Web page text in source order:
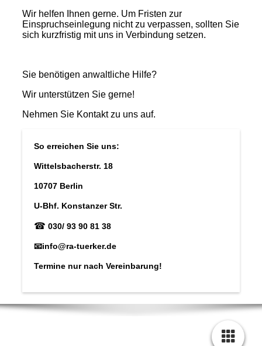
Wir helfen Ihnen gerne. Um Fristen zur
Einspruchseinlegung nicht zu verpassen, sollten Sie
sich kurzfristig mit uns in Verbindung setzen.
Sie benötigen anwaltliche Hilfe?
Wir unterstützen Sie gerne!
Nehmen Sie Kontakt zu uns auf.
So erreichen Sie uns:
Wittelsbacherstr. 18
10707 Berlin
U-Bhf. Konstanzer Str.
☎ 030/ 93 90 81 38
📧info@ra-tuerker.de
Termine nur nach Vereinbarung!